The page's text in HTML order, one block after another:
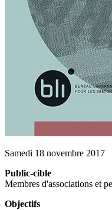
Samedi 18 novembre 2017
Public-cible
Membres d'associations et
Objectifs